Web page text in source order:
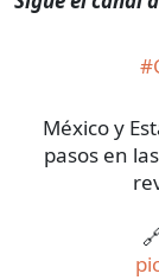
México y
pasos en